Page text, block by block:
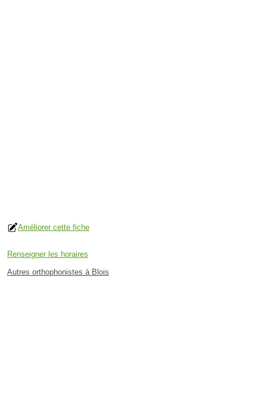
Améliorer cette fiche
Renseigner les horaires
Autres orthophonistes à Blois